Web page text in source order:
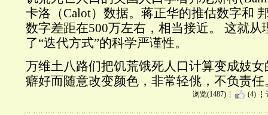
卡洛（Calot）数据。蒋正华的推估数字和
数字差距在500万左右，相当接近。 这就从
了“迭代方式”的科学严谨性。
万维土八路们把饥荒饿死人口计算变成妓
癖好而随意改变颜色，非常轻佻，不负责任
浏览(1487) (4)